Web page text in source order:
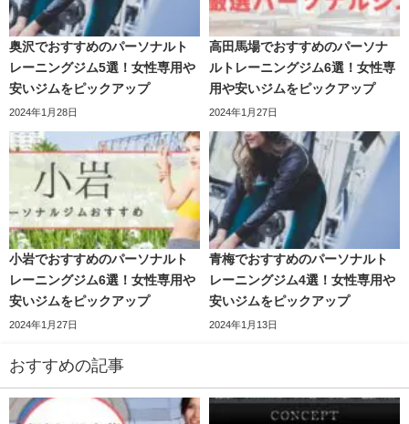
奥沢でおすすめのパーソナルト
レーニングジム5選！女性専用や
安いジムをピックアップ
2024年1月28日
高田馬場でおすすめのパーソナ
ルトレーニングジム6選！女性専
用や安いジムをピックアップ
2024年1月27日
小岩でおすすめのパーソナルト
レーニングジム6選！女性専用や
安いジムをピックアップ
2024年1月27日
青梅でおすすめのパーソナルト
レーニングジム4選！女性専用や
安いジムをピックアップ
2024年1月13日
おすすめの記事